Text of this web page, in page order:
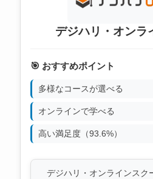
デジハリ・オンラ
🎯 おすすめポイント
多様なコースが選べる
オンラインで学べる
高い満足度（93.6%）
デジハリ・オンラインスク